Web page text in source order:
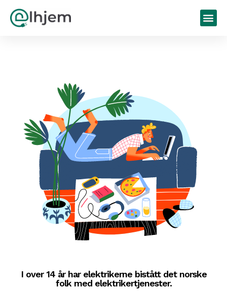
I over 14 år har elektrikerne bistått det norske
folk med elektrikertjenester.